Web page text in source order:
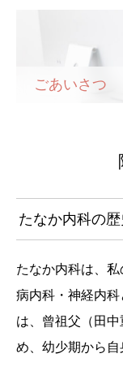
ごあいさつ
たなか内科の歴
たなか内科は、
病内科・神経内
は、曾祖父（田
め、幼少期から自